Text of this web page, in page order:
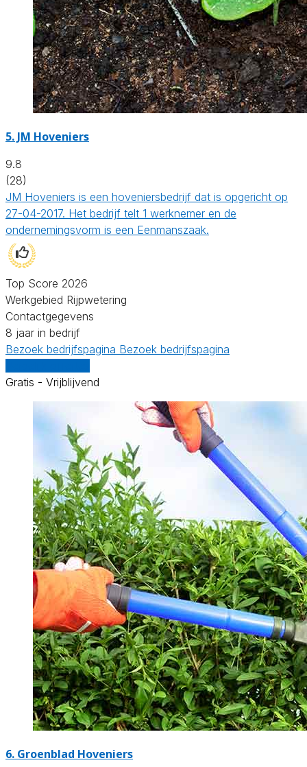
5. JM Hoveniers
9.8
(28)
JM Hoveniers is een hoveniersbedrijf dat is opgericht op
27-04-2017. Het bedrijf telt 1 werknemer en de
ondernemingsvorm is een Eenmanszaak.
Top Score 2026
Werkgebied Rijpwetering
Contactgegevens
8 jaar in bedrijf
Bezoek bedrijfspagina Bezoek bedrijfspagina
Gratis - Vrijblijvend
6. Groenblad Hoveniers